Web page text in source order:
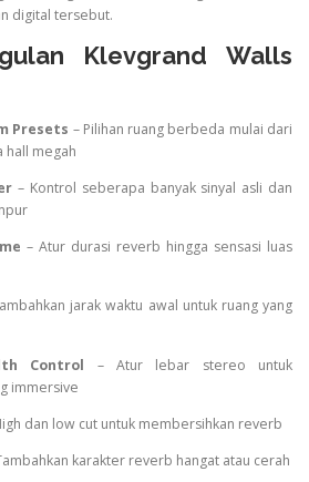
digital tersebut.
Klevgrand Walls
Presets – Pilihan ruang berbeda mulai dari
hall megah
– Kontrol seberapa banyak sinyal asli dan
– Atur durasi reverb hingga sensasi luas
jarak waktu awal untuk ruang yang
Control – Atur lebar stereo untuk
immersive
dan low cut untuk membersihkan reverb
karakter reverb hangat atau cerah